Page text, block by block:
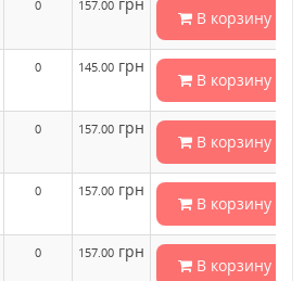
0 157.00
В корзину
0 145.00 грн
В корзину
0 157.00 грн
В корзину
0 157.00 грн
В корзину
0 157.00 грн
В корзину